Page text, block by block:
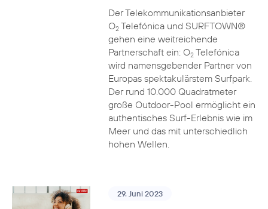
Der Telekommunikationsanbieter
O2Telefónica und SURFTOWN®
gehen eine weitreichende
Partnerschaft ein: O2Telefónica
wird namensgebender Partner von
Europas spektakulärstem Surfpark.
Der rund 10.000 Quadratmeter
große Outdoor-Pool ermöglicht ein
authentisches Surf-Erlebnis wie im
Meer und das mit unterschiedlich
hohen Wellen.
29. Juni 2023